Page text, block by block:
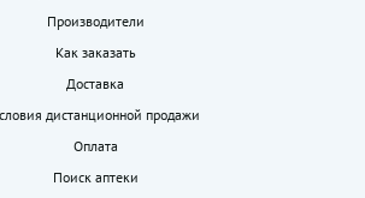
Производители
Как заказать
Доставка
дистанционной продажи
Оплата
Поиск аптеки